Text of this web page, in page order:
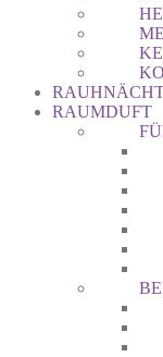
RAUMDUFT